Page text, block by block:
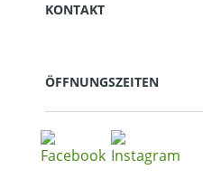
KONTAKT
ÖFFNUNGSZEITEN